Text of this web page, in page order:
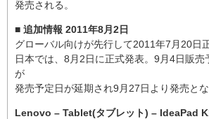
発売される。
■ 追加情報 2011年8月2日
グローバル向けが先行して2011年7月20日
日本では、8月2日に正式発表。9月4日販売
が
発売予定日が延期され9月27日より発売とな
Lenovo – Tablet(タブレット) – IdeaPad